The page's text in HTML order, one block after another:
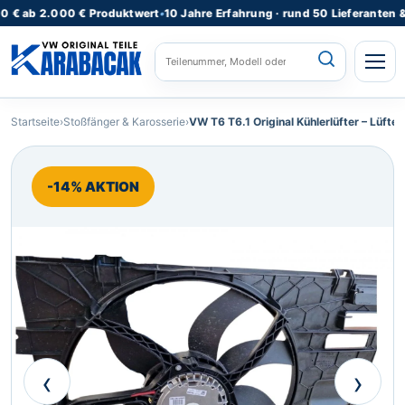
2.000 € Produktwert•10 Jahre Erfahrung · rund 50 Lieferanten & Lager
STARTSEITE
ALLE PRODUKTE
FAHRZEUGMODELLE
REPARATURSERVICE
TEILEANFRAGE
RATGEBER
KONTAKT
Startseite›Stoßfänger & Karosserie›VW T6 T6.1 Original Kühlerlüfter –
-14% AKTION
‹ ›